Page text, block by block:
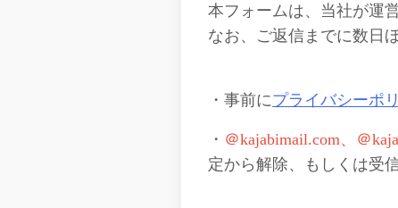
本フォームは、当社が運
なお、ご返信までに数日
・事前にプライバシーポ
・ ＠kajabimail.com、＠
定から解除、もしくは受